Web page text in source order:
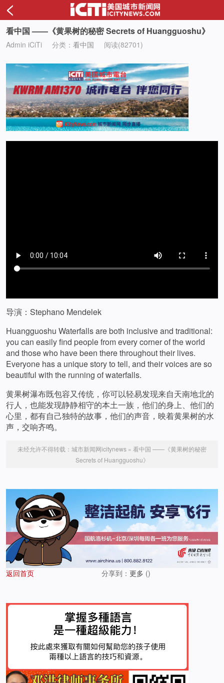
<
看中国 ——《黄果树的秘密 Secrets of Huangguoshu》
Admin iCiTi 分类： 看中国 阅读(82701)
导演：Stephano Mendelek
Huangguoshu Waterfalls are both inclusive and traditional:
you can easily find people from every corner of the world
and those who have been there throughout their lives.
Everyone has a unique story to tell, and their voices are so
beautiful with the running of waterfalls.
黄果树瀑布既包容又传统，你可以轻易发现来自天南地北的
行人，也能发现静静相守的本土一族，他们的身上、他们的
心里，都有自己独特的故事，他们的声音，映着黄果树的水
声，交响齐鸣。
未经允许不得转载： 城市新闻网icitynews » 看中国 ——《黄果树的秘密
Secrets of Huangguoshu》
返回首页 分享到： 更多 ()